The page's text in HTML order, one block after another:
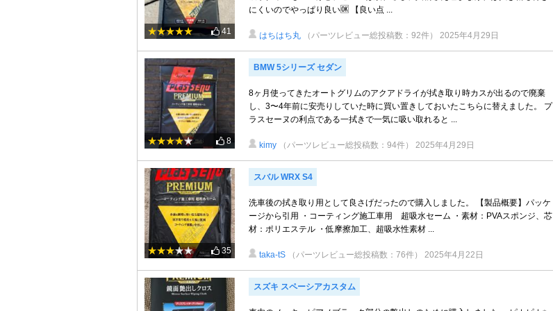
41
にくいのでやっぱり良い🆗 【良い点 ...
はちはち丸 （パーツレビュー総投稿数：92件） 2025年4月29日
8
BMW 5シリーズ セダン
8ヶ月使ってきたオートグリムのアクアドライが拭き取り時カスが出るので廃棄
し、3〜4年前に安売りしていた時に買い置きしておいたこちらに替えました。 プ
ラスセーヌの利点である一拭きで一気に吸い取れると ...
kimy （パーツレビュー総投稿数：94件） 2025年4月29日
35
スバル WRX S4
洗車後の拭き取り用として良さげだったので購入しました。 【製品概要】パッケ
ージから引用 ・コーティング施工車用 超吸水セーム ・素材：PVAスポンジ、芯
材：ポリエステル ・低摩擦加工、超吸水性素材 ...
taka-tS （パーツレビュー総投稿数：76件） 2025年4月22日
スズキ スペーシアカスタム